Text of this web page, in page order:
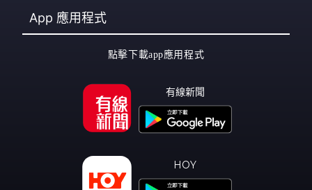
App 應用程式
點擊下載app應用程式
有線新聞
HOY